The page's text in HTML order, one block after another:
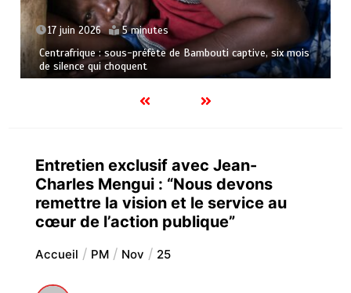
17 juin 2026 5 minutes
Centrafrique : sous-préfète de Bambouti captive, six mois
de silence qui choquent
Entretien exclusif avec Jean-
Charles Mengui : “Nous devons
remettre la vision et le service au
cœur de l’action publique”
Accueil PM Nov 25